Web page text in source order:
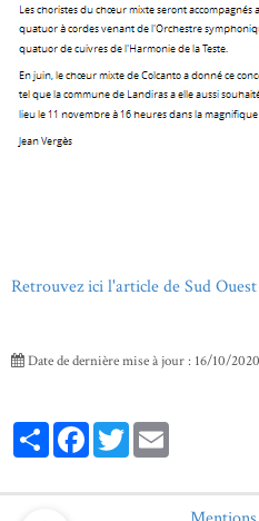
Retrouvez ici l'article de Sud
Date de dernière mise à jour : 16/10/2020
PartagerFacebook
Twitter